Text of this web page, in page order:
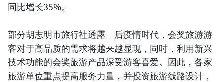
同比增长35%。
部分胡志明市旅行社透露，后疫情时代，会奖旅游游
客对于高品质的需求将越来越显现，同时，利用新兴
技术功能的会奖旅游产品深受游客喜爱。因此，各家
旅游单位重点提高服务力量，并投资旅游线路设计，